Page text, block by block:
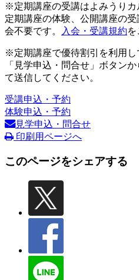
※定期講座の受講はよみうりカ
定期講座の体験、公開講座の
会不要です。
入会・受講規約を
※定期講座で優待割引を利用し
「見学申込・問合せ」ボタン
て送信してください。
受講申込・予約
体験申込・予約
見学申込・問合せ
印刷用ページへ
このページをシェアする